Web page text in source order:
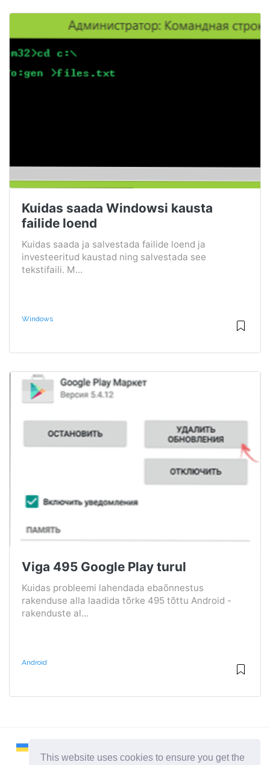
This website uses cookies to ensure you get the
Kuidas saada Windowsi kausta
failide loend
Kuidas saada ja salvestada failide loend ja
investeeritud kaustad ning salvestada see
tekstifaili. M...
Windows
Viga 495 Google Play turul
Kuidas probleemi lahendada ebaõnnestus
rakenduse alla laadida tõrke 495 tõttu Android -
rakenduste al...
Android